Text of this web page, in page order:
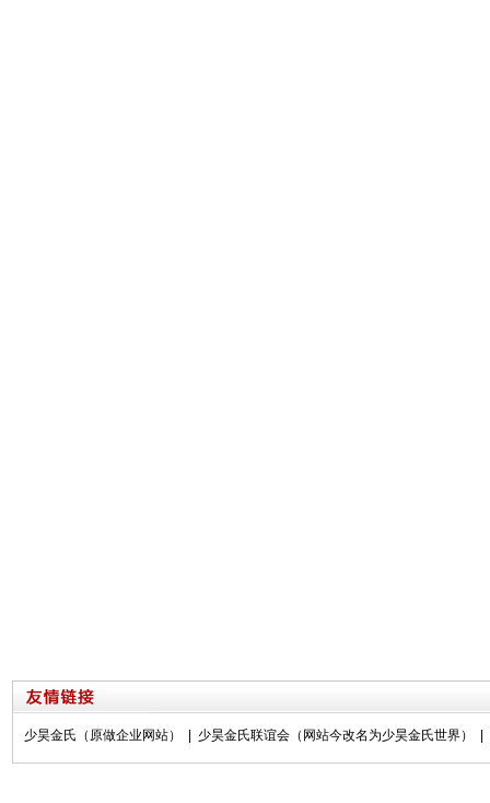
少昊金氏（原做企业网站） 少昊金氏联谊会（网站今改名为少昊金氏世界）